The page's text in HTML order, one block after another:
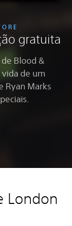
gratuita
Blood &
de um
Ryan Marks
London